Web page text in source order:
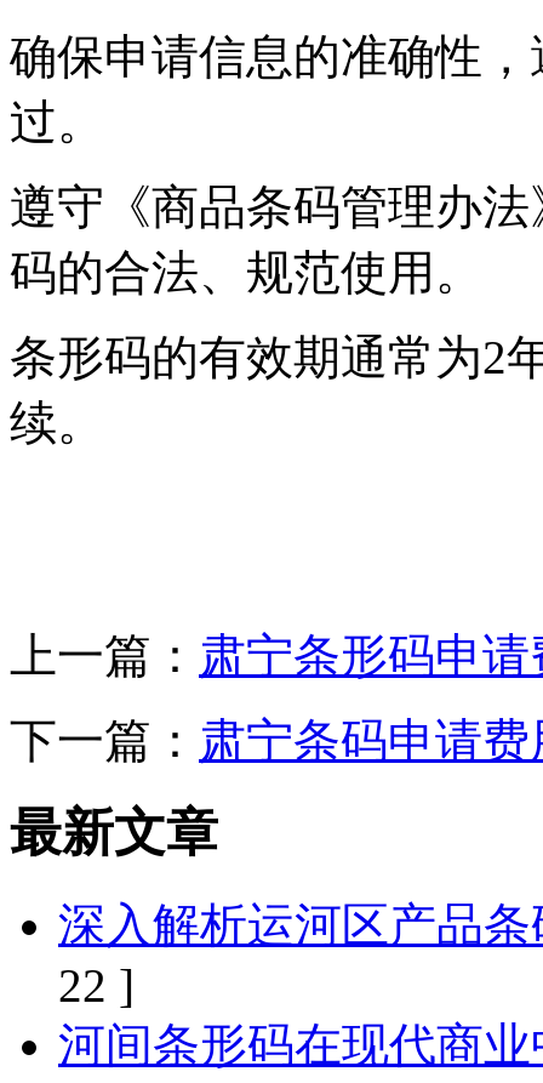
确保申请信息的准确性
过。
遵守《商品条码管理办
码的合法、规范使用。
条形码的有效期通常为2
续。
上一篇： 肃宁条形码申
下一篇： 肃宁条码申请
最新文章
深入解析运河区产品
22 ]
河间条形码在现代商